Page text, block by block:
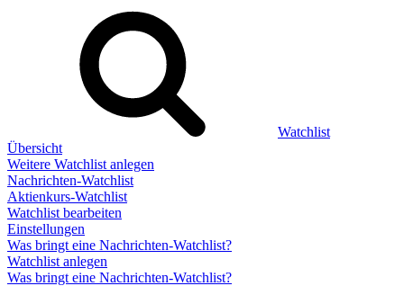
Watchlist
Übersicht
Weitere Watchlist anlegen
Nachrichten-Watchlist
Aktienkurs-Watchlist
Watchlist bearbeiten
Einstellungen
Was bringt eine Nachrichten-Watchlist?
Watchlist anlegen
Was bringt eine Nachrichten-Watchlist?